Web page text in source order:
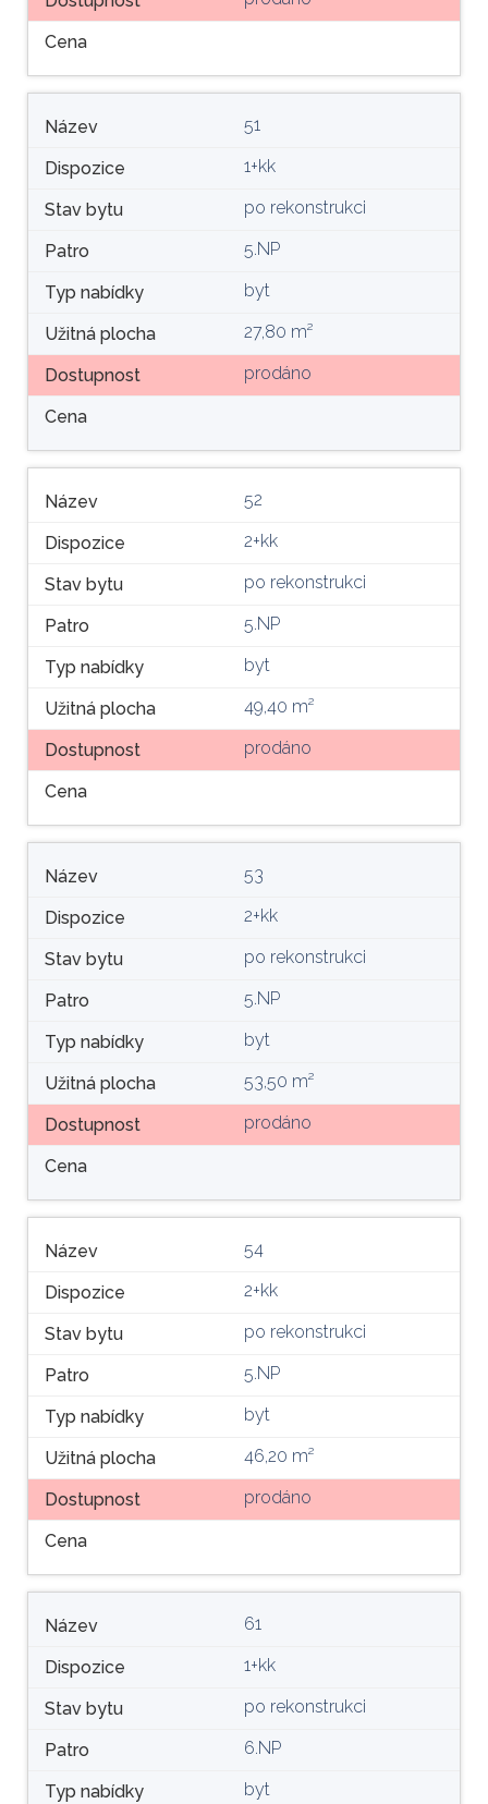
Cena
Název 51
Dispozice 1+kk
Stav bytu po rekonstrukci
Patro 5.NP
Typ nabídky byt
Užitná plocha 27,80 m²
Dostupnost prodáno
Cena
Název 52
Dispozice 2+kk
Stav bytu po rekonstrukci
Patro 5.NP
Typ nabídky byt
Užitná plocha 49,40 m²
Dostupnost prodáno
Cena
Název 53
Dispozice 2+kk
Stav bytu po rekonstrukci
Patro 5.NP
Typ nabídky byt
Užitná plocha 53,50 m²
Dostupnost prodáno
Cena
Název 54
Dispozice 2+kk
Stav bytu po rekonstrukci
Patro 5.NP
Typ nabídky byt
Užitná plocha 46,20 m²
Dostupnost prodáno
Cena
Název 61
Dispozice 1+kk
Stav bytu po rekonstrukci
Patro 6.NP
Typ nabídky byt